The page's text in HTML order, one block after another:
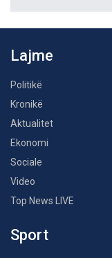
Lajme
Politikë
Kronikë
Aktualitet
Ekonomi
Sociale
Video
Top News LIVE
Sport